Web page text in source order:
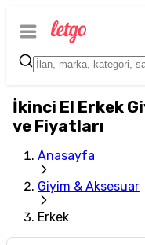
İkinci El Erkek
ve Fiyatları
Anasayfa
Giyim & Aksesuar
Erkek